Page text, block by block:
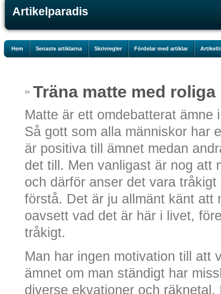
Artikelparadis
Hem Senaste artiklarna Skrivregler Fördelar med artiklar
Träna matte med
Matte är ett omdebatterat ämne
Så gott som alla människor har
är positiva till ämnet medan
det till. Men vanligast är nog att
och därför anser det vara
förstå. Det är ju allmänt känt att
oavsett vad det är här i livet,
tråkigt.
Man har ingen motivation till att
ämnet om man ständigt har
diverse ekvationer och